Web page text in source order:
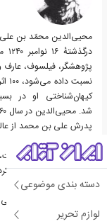
دسته بندی موضوعی
لوازم تحریر
کیهان‌شناختی او در
پدرش علی بن محمد از
اندلسی بود.
او قرآن، حدیث، فقه،
فیلسوف اندلسی دیدار
«فصوص‌الحکم» است.
درگذشت.